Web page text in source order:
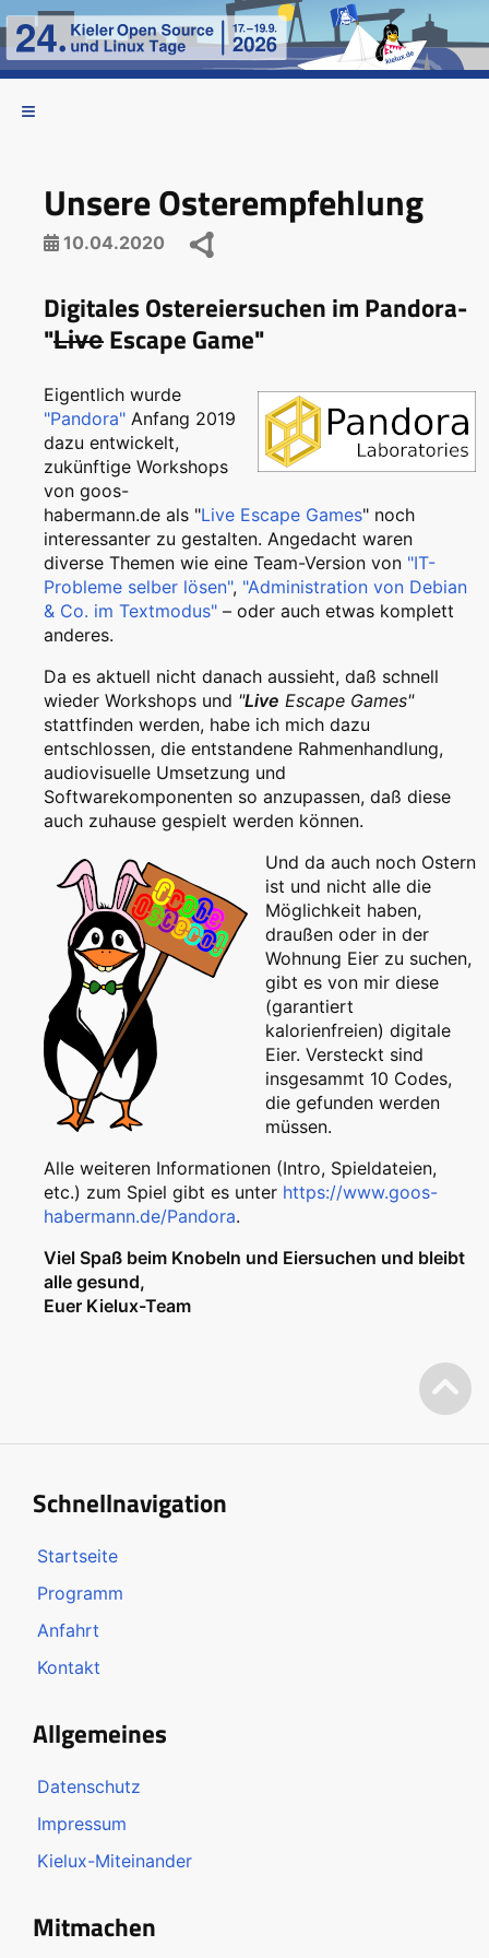
Unsere Osterempfehlung
10.04.2020
Digitales Ostereiersuchen im Pandora-
"Live Escape Game"
Eigentlich wurde
"Pandora" Anfang 2019
dazu entwickelt,
zukünftige Workshops
von goos-
habermann.de als "Live Escape Games" noch
interessanter zu gestalten. Angedacht waren
diverse Themen wie eine Team-Version von "IT-
Probleme selber lösen", "Administration von Debian
& Co. im Textmodus" – oder auch etwas komplett
anderes.
Da es aktuell nicht danach aussieht, daß schnell
wieder Workshops und "Live Escape Games"
stattfinden werden, habe ich mich dazu
entschlossen, die entstandene Rahmenhandlung,
audiovisuelle Umsetzung und
Softwarekomponenten so anzupassen, daß diese
auch zuhause gespielt werden können.
Und da auch noch Ostern
ist und nicht alle die
Möglichkeit haben,
draußen oder in der
Wohnung Eier zu suchen,
gibt es von mir diese
(garantiert
kalorienfreien) digitale
Eier. Versteckt sind
insgesammt 10 Codes,
die gefunden werden
müssen.
Alle weiteren Informationen (Intro, Spieldateien,
etc.) zum Spiel gibt es unter https://www.goos-
habermann.de/Pandora.
Viel Spaß beim Knobeln und Eiersuchen und bleibt
alle gesund,
Euer Kielux-Team
Schnellnavigation
Startseite
Programm
Anfahrt
Kontakt
Allgemeines
Datenschutz
Impressum
Kielux-Miteinander
Mitmachen